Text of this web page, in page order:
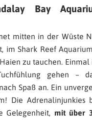
Bay
mitten in der Wüste
im Shark Reef
zu tauchen.
gehen –
Spaß an. Ein
Die Adrenalinjunkies
Gelegenheit, mit über